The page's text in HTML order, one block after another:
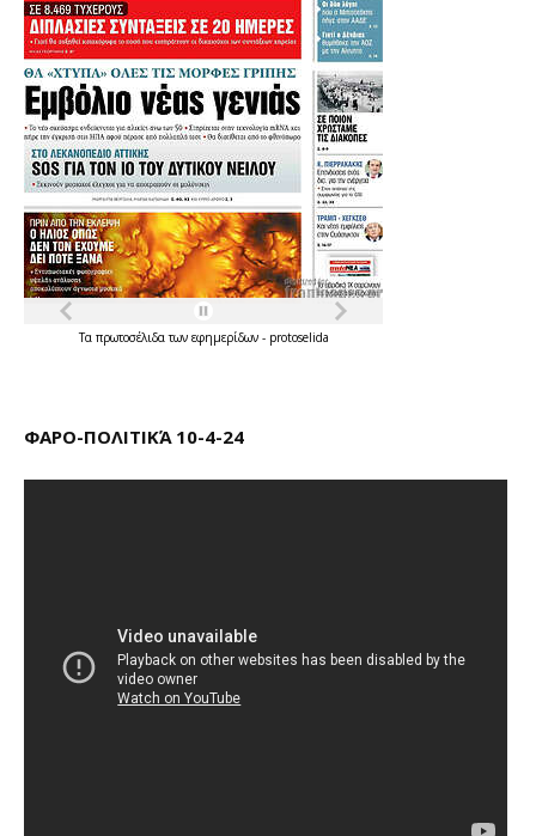
Τα πρωτοσέλιδατων εφημερίδων - protoselida
ΦΑΡΟ-ΠΟΛΙΤΙΚΆ 10-4-24